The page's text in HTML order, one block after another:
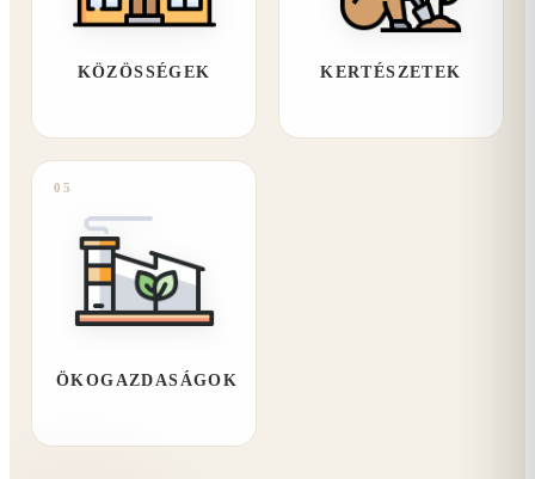
KÖZÖSSÉGEK KERTÉSZETEK
05
ÖKOGAZDASÁGOK